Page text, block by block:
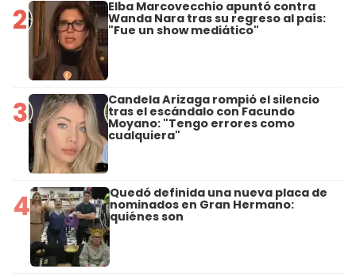
2 Elba Marcovecchio apuntó contra
Wanda Nara tras su regreso al país:
"Fue un show mediático"
3 Candela Arizaga rompió el silencio
tras el escándalo con Facundo
Moyano: "Tengo errores como
cualquiera"
4 Quedó definida una nueva placa de
nominados en Gran Hermano:
quiénes son